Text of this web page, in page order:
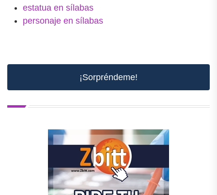
estatua en sílabas
personaje en sílabas
¡Sorpréndeme!